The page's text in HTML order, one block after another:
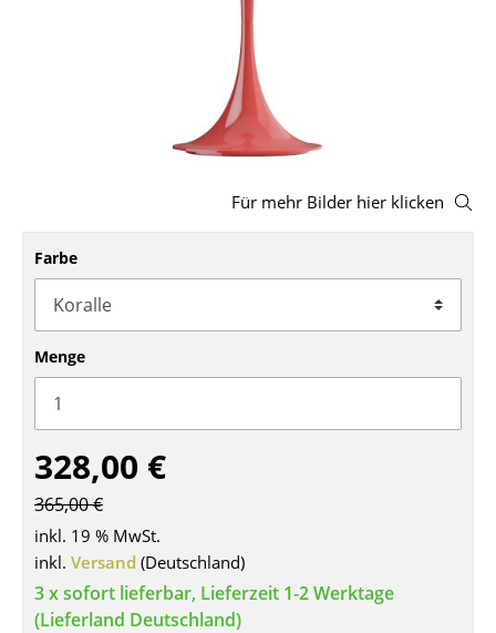
Schaukelstühle
Bürodrehstühle
Bürosessel
Einzelteile
... alle Sitzmöbel
Tische
Esstische
Beistelltische
Für mehr Bilder hier klicken
Farbe
Menge
328,00 €
365,00 €
inkl. 19 % MwSt.
inkl. Versand (Deutschland)
3 x sofort lieferbar, Lieferzeit 1-2 Werktage
(Lieferland Deutschland)